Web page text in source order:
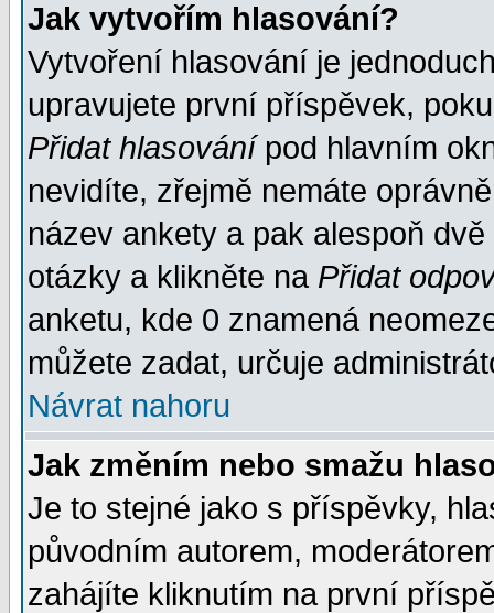
Jak vytvořím hlasování?
Vytvoření hlasování je
upravujete první příspěvek,
Přidat hlasovánípod hlavním
nevidíte, zřejmě nemáte
název ankety a pak alespoň
otázky a klikněte na Přidat
anketu, kde 0 znamená
můžete zadat, určuje
Návrat nahoru
Jak změním nebo smažu
Je to stejné jako s příspěvky,
původním autorem,
zahájíte kliknutím na první